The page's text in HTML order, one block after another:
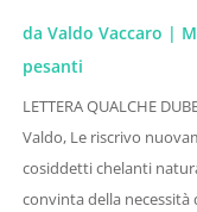
da Valdo Vaccaro |
pesanti
LETTERA QUALCHE
Valdo, Le riscrivo
cosiddetti chelanti
convinta della necessità